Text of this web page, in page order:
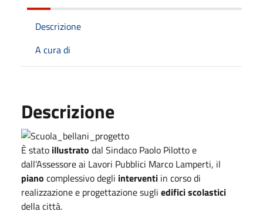
Descrizione
A cura di
Descrizione
È stato illustrato dal Sindaco Paolo Pilotto e
dall’Assessore ai Lavori Pubblici Marco Lamperti, il
piano complessivo degli interventi in corso di
realizzazione e progettazione sugli edifici scolastici
della città.